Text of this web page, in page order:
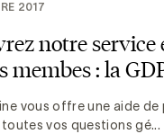
notre service
membes : la
vous offre une aide de
toutes vos questions gé...
2017